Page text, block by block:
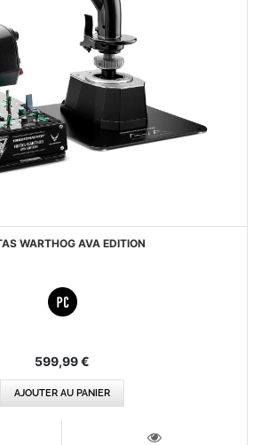
WARTHOG AVA EDITION
599,99 €
AJOUTER AU PANIER